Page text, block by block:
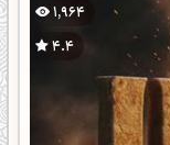
1,964
4.4